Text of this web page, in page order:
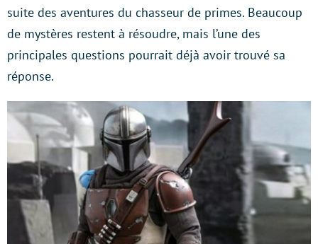
suite des aventures du chasseur de primes. Beaucoup
de mystères restent à résoudre, mais l’une des
principales questions pourrait déjà avoir trouvé sa
réponse.